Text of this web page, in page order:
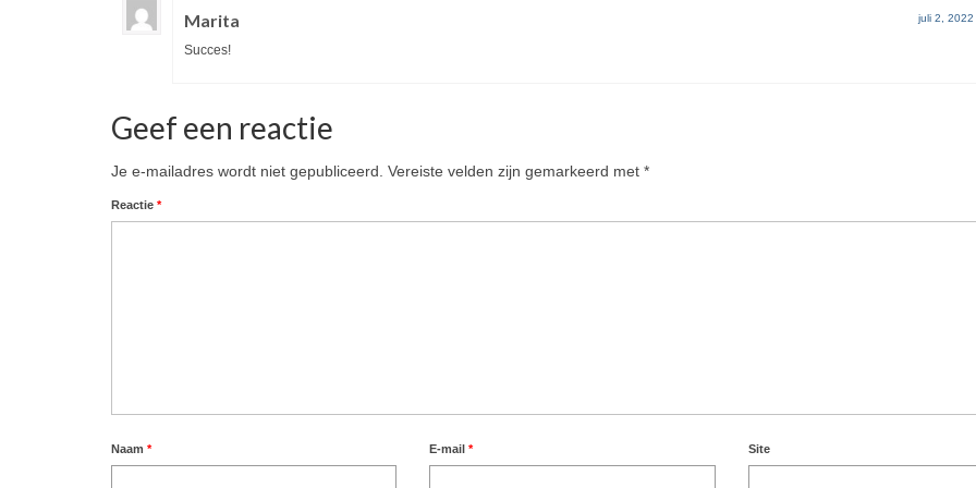
Marita juli 2, 2022
Succes!
Geef een reactie
Je e-mailadres wordt niet gepubliceerd. Vereiste velden zijn gemarkeerd met *
Reactie *
Naam * E-mail* Site